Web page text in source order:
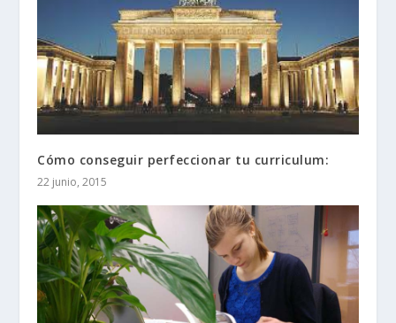
Cómo conseguir perfeccionar tu curriculum:
22 junio, 2015